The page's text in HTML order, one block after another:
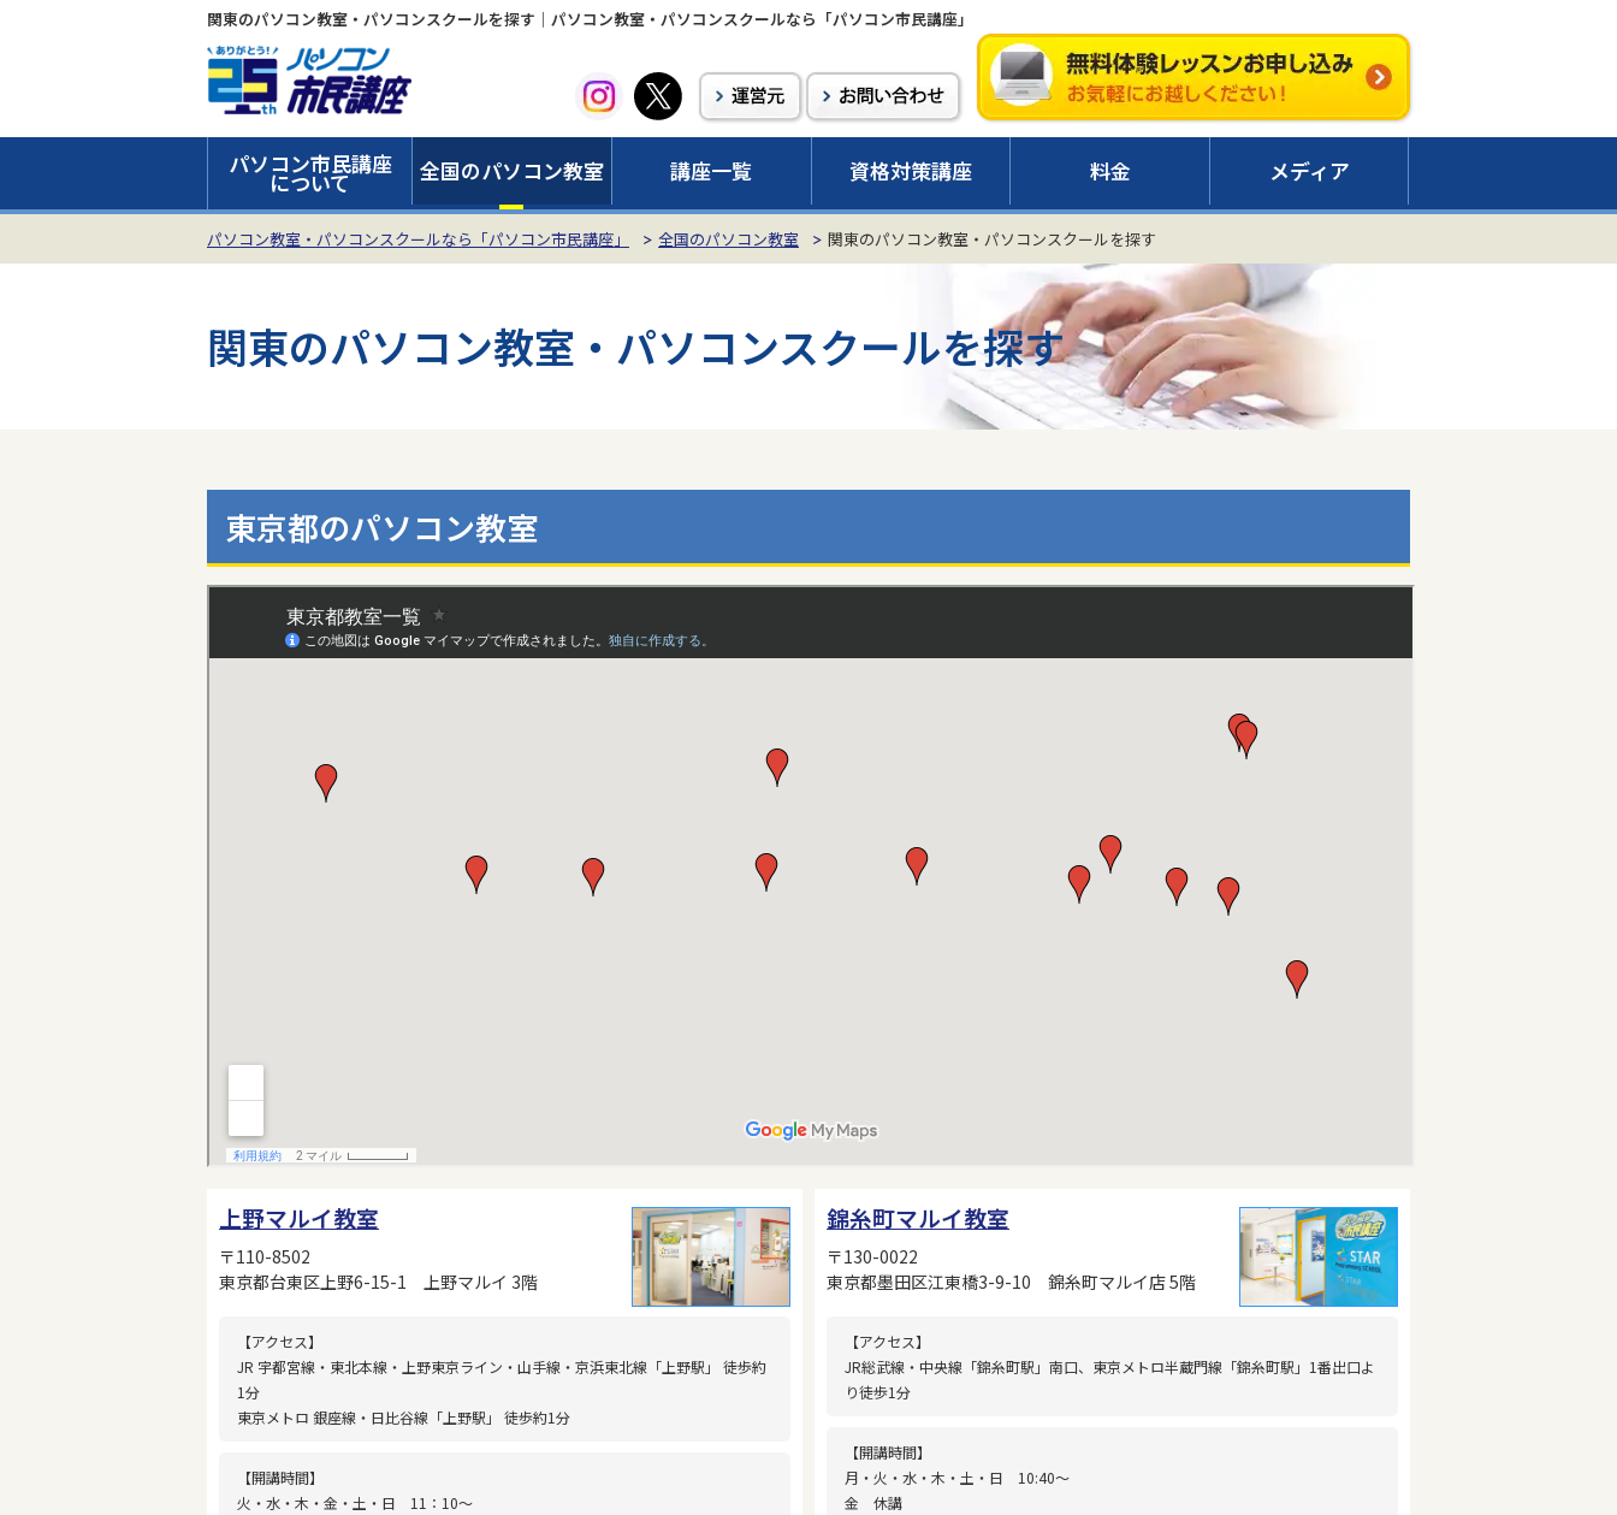
関東のパソコン教室・パソコンスクールを探す｜パソコン教室・パソコンスクールなら「パソコン市民講座」
パソコン市民講座
について 全国のパソコン教室 講座一覧 資格対策講座 料金 メディア
パソコン教室・パソコンスクールなら「パソコン市民講座」 全国のパソコン教室 関東のパソコン教室・パソコンスクールを探す
関東のパソコン教室・パソコンスクールを探す
東京都のパソコン教室
上野マルイ教室
〒110-8502
東京都台東区上野6-15-1 上野マルイ 3階
【アクセス】
JR 宇都宮線・東北本線・上野東京ライン・山手線・京浜東北線「上野駅」 徒歩約
1分
東京メトロ 銀座線・日比谷線「上野駅」 徒歩約1分
【開講時間】
火・水・木・金・土・日 11：10〜
錦糸町マルイ教室
〒130-0022
東京都墨田区江東橋3-9-10 錦糸町マルイ店 5階
【アクセス】
JR総武線・中央線「錦糸町駅」南口、東京メトロ半蔵門線「錦糸町駅」1番出口よ
り徒歩1分
【開講時間】
月・火・水・木・土・日 10:40〜
金 休講